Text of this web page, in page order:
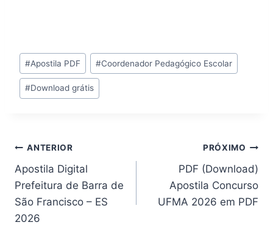
Tags
do
Post:
#Apostila PDF #Coordenador Pedagógico Escolar
#Download grátis
Navegação
de
Post
ANTERIOR
Apostila Digital
Prefeitura de Barra de
São Francisco – ES
2026
PRÓXIMO
PDF (Download)
Apostila Concurso
UFMA 2026 em PDF